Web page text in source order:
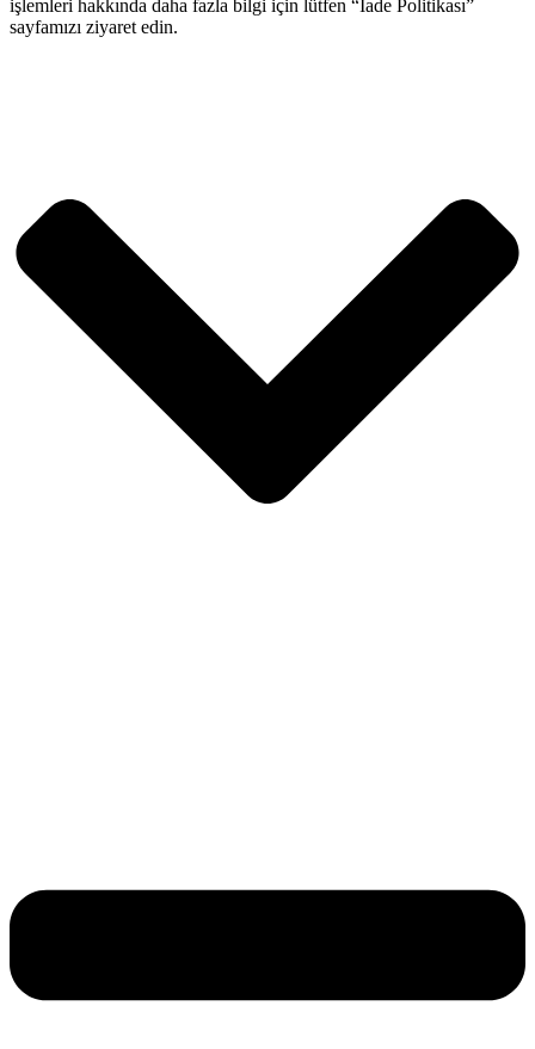
işlemleri hakkında daha fazla bilgi için lütfen “İade Politikası”
sayfamızı ziyaret edin.